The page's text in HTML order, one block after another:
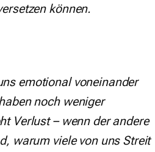
können.
emotional voneinander
noch weniger
Verlust – wenn der andere
warum viele von uns Streit